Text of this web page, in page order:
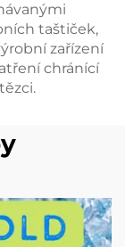
taštiček,
zařízení
chránící